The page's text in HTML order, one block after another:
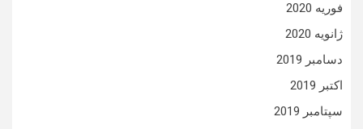
فوریه 2020
ژانویه 2020
دسامبر 2019
اکتبر 2019
سپتامبر 2019